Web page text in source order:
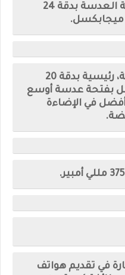
- كاميرا أمامية مزدوجة العدسة بدقة 24
- كاميرا خلفية مزدوجة، رئيسية بدقة 20
ميجابكسل بفتحة عدسة أوسع
في الإضاءة
في تقديم هواتف